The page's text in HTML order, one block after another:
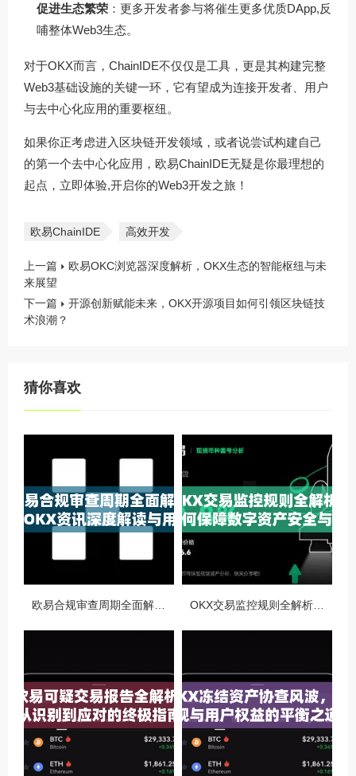
促进生态繁荣 ：更多开发者参与将催生更多优质DApp,反
哺整体Web3生态。
对于OKX而言，ChainIDE不仅仅是工具，更是其构建完整
Web3基础设施的关键一环，它有望成为连接开发者、用户
与去中心化应用的重要枢纽。
如果你正考虑进入区块链开发领域，或者说尝试构建自己
的第一个去中心化应用，欧易ChainIDE无疑是你最理想的
起点，立即体验,开启你的Web3开发之旅！
欧易ChainIDE 高效开发
上一篇
欧易OKC浏览器深度解析，OKX生态的智能枢纽与未
来展望
下一篇
开源创新赋能未来，OKX开源项目如何引领区块链技
术浪潮？
猜你喜欢